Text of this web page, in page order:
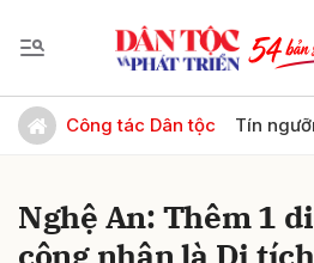
Công tác Dân tộc Tín
Nghệ An: Thêm 1
công nhân là Di
Gửi bình luận